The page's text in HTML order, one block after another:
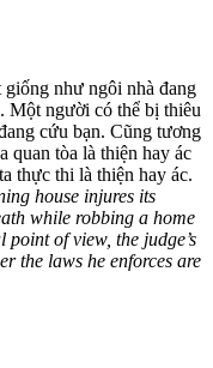
như ngôi nhà đang
Một người có thể bị thiêu
cứu bạn. Cũng tương
quan tòa là thiện hay ác
thực thi là thiện hay ác.
house injures its
while robbing a home
of view, the judge’s
the laws he enforces are